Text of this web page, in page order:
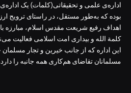
اداره‌ی علمی و تحقیقاتی(کلمات) یک
بوده که به‌طور مستقل، در راستای ترویج
اهداف رفیع شریعت مقدس اسلام، مبارزه
کلمة الله و بیداری امت اسلامی فعالیت
این اداره که از جانب خیرین و تجار
مسلمانان تقاضای هم‌کاری همه جانبه را دارد.